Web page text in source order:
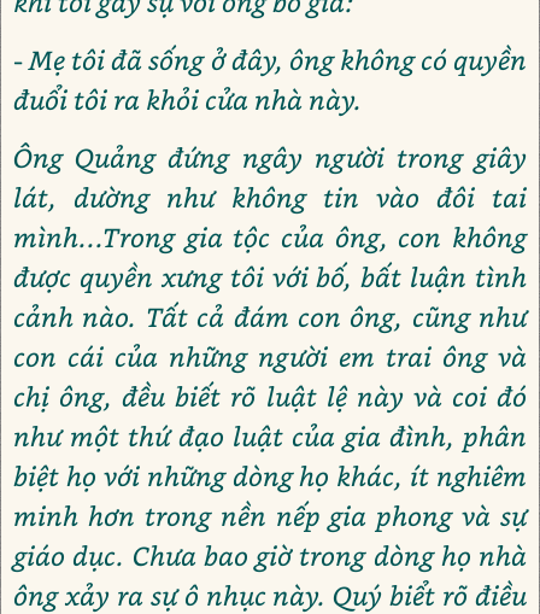
- Mẹ tôi đã sống ở đây, ông không có quyền
đuổi tôi ra khỏi cửa nhà này.
Ông Quảng đứng ngây người trong giây
lát, dường như không tin vào đôi tai
mình...Trong gia tộc của ông, con không
được quyền xưng tôi với bố, bất luận tình
cảnh nào. Tất cả đám con ông, cũng như
con cái của những người em trai ông và
chị ông, đều biết rõ luật lệ này và coi đó
như một thứ đạo luật của gia đình, phân
biệt họ với những dòng họ khác, ít nghiêm
minh hơn trong nền nếp gia phong và sự
giáo dục. Chưa bao giờ trong dòng họ nhà
ông xảy ra sự ô nhục này. Quý biểt rõ điều